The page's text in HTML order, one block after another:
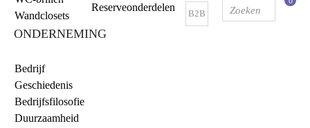
Wandclosets
Reserveonderdelen
ONDERNEMING
Bedrijf
Geschiedenis
Bedrijfsfilosofie
Duurzaamheid
B2B